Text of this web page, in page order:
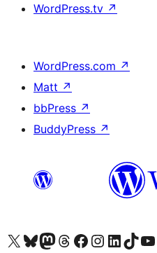
WordPress.tv ↗
WordPress.com ↗
Matt ↗
bbPress ↗
BuddyPress ↗
Visita nuestra cuenta de X (anteriormente Twitter)
Visita nuestra cuenta de Bluesky
Visita nuestra cuenta de Mastodon
Visita nuestra cuenta de Threads
Visita nuestra página de Facebook
Visita nuestra cuenta de
Visita nuestra cuenta de
Visita nuestraVisita